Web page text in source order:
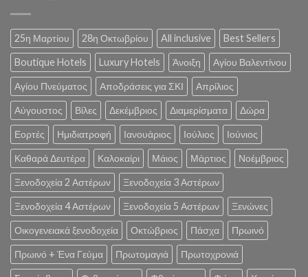
25η Μαρτίου 28η Οκτωβρίου All inclusive Best Sellers
Boutique Hotels Luxury Hotels Άνοιξη Αγίου Βαλεντίνου
Αγίου Πνεύματος Αποδράσεις για ΣΚΙ Απρίλιος
Αύγουστος Βίλες Δεκέμβριος Διαμερίσματα Δώρα
Εορτές Ημιδιατροφή Ιανουάριος Ιούλιος Ιούνιος
Καθαρά Δευτέρα Καλοκαίρι Μάιος Μάρτιος Νοέμβριος
Ξενοδοχεία 2 Αστέρων Ξενοδοχεία 3 Αστέρων
Ξενοδοχεία 4 Αστέρων Ξενοδοχεία 5 Αστέρων Ξενώνες
Οικογενειακά ξενοδοχεία Οκτώβριος Πάσχα Πρωινό
Πρωινό + Ένα Γεύμα Πρωτομαγιά Πρωτοχρονιά